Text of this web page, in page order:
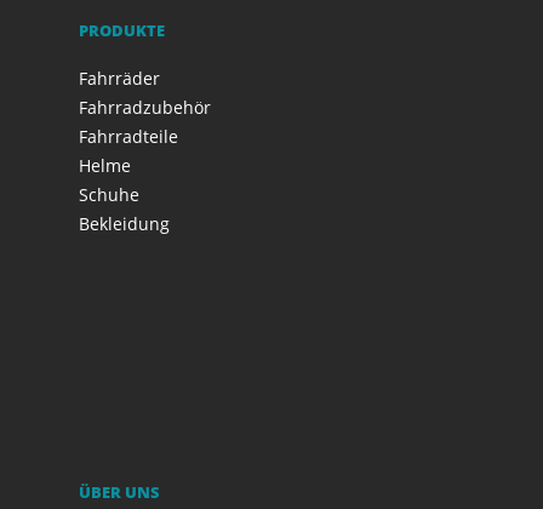
PRODUKTE
Fahrräder
Fahrradzubehör
Fahrradteile
Helme
Schuhe
Bekleidung
ÜBER UNS